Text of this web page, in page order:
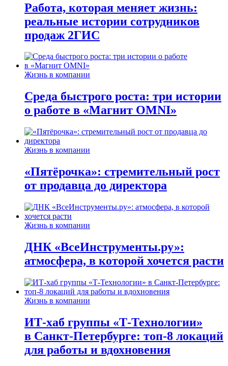
Работа, которая меняет жизнь:
реальные истории сотрудников
продаж 2ГИС
Жизнь в компании
Среда быстрого роста: три истории
о работе в «Магнит OMNI»
Жизнь в компании
«Пятёрочка»: стремительный рост
от продавца до директора
Жизнь в компании
ДНК «ВсеИнструменты.ру»:
атмосфера, в которой хочется расти
Жизнь в компании
ИТ-хаб группы «Т-Технологии»
в Санкт-Петербурге: топ-8 локаций
для работы и вдохновения